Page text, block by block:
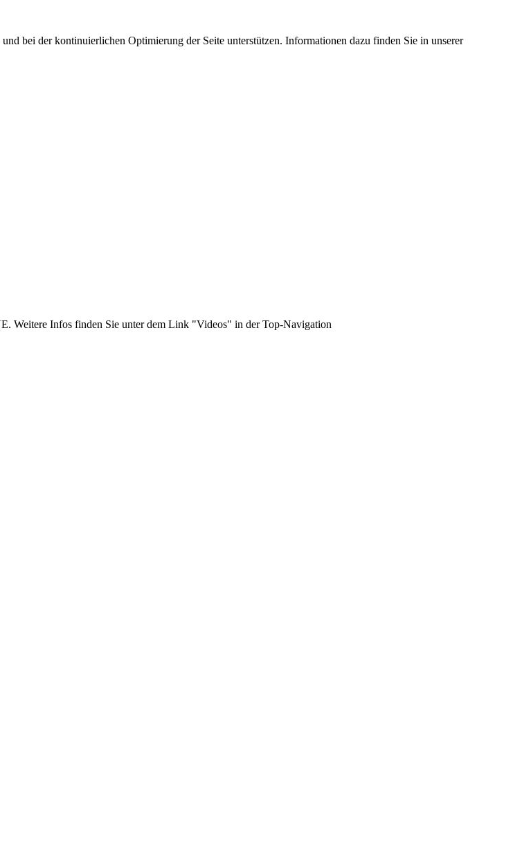
bei der kontinuierlichen Optimierung der Seite unterstützen. Informationen dazu finden Sie in unserer
Weitere Infos finden Sie unter dem Link "Videos" in der Top-Navigation